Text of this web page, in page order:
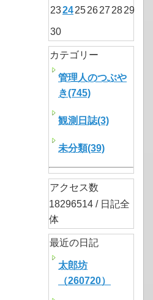
2324252627 2829
30
カテゴリー
管理人のつぶや
き(745)
観測日誌(3)
未分類(39)
アクセス数
18296514 / 日記全
体
最近の日記
太郎坊
（260720）